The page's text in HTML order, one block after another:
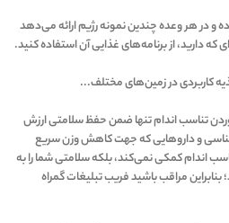
و در هر وعده چندین نمونه رژيم ارائه می‌دهد
که دارید، از برنامه‌های غذایی آن استفاده کنید.
تناسب اندام تنها ضمن حفظ سلامتی ارزش
و داروهایی که جهت کاهش وزن سریع
اندام کمکی نمی‌کند، بلکه سلامتی شما را به
مراقب باشید فریب تبلیغات گمراه